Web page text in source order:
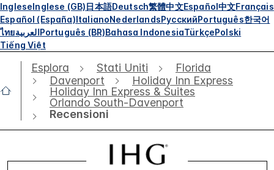
IngleseInglese (GB)日本語Deutsch繁體中文Español中文Français
Español (España)ItalianoNederlandsРусскийPortuguês한국어
ไทยالعربيةPortuguês (BR)Bahasa IndonesiaTürkçePolski
Tiếng Việt
Esplora Stati Uniti
Florida
Davenport
Holiday Inn Express
Holiday Inn Express & Suites
Orlando South-Davenport
Recensioni